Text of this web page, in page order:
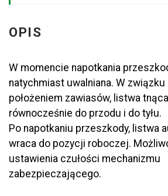
OPIS
W momencie napotkania
natychmiast uwalniana. W
położeniem zawiasów, listwa
równocześnie do przodu i do tyłu.
Po napotkaniu przeszkody, listwa
wraca do pozycji roboczej.
ustawienia czułości mechanizmu
zabezpieczającego.